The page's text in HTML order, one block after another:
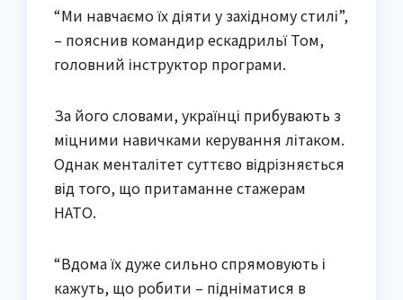
“Ми навчаємо їх діяти у західному стилі”,
– пояснив командир ескадрильї Том,
головний інструктор програми.
За його словами, українці прибувають з
міцними навичками керування літаком.
Однак менталітет суттєво відрізняється
від того, що притаманне стажерам
НАТО.
“Вдома їх дуже сильно спрямовують і
кажуть, що робити – підніматися в